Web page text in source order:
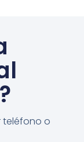
teléfono o